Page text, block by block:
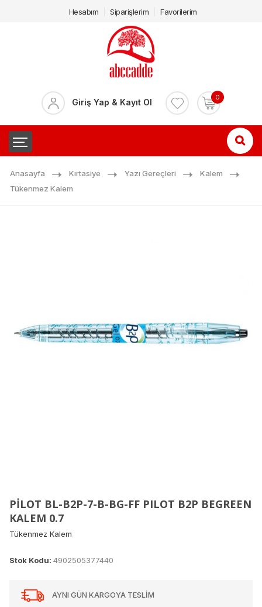
Hesabım Siparişlerim Favorilerim
Giriş Yap & Kayıt Ol 0
Anasayfa Kırtasiye Yazı Gereçleri
Kalem
Tükenmez Kalem
PİLOT BL-B2P-7-B-BG-FF PILOT B2P BEGREEN
KALEM 0.7
Tükenmez Kalem
Stok Kodu: 4902505377440
AYNI GÜN KARGOYA TESLİM